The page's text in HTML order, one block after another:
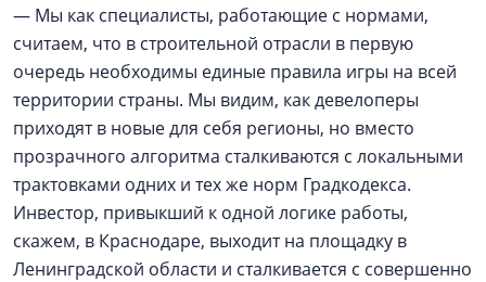
— Мы как специалисты, работающие с нормами,
считаем, что в строительной отрасли в первую
очередь необходимы единые правила игры на всей
территории страны. Мы видим, как девелоперы
приходят в новые для себя регионы, но вместо
прозрачного алгоритма сталкиваются с локальными
трактовками одних и тех же норм Градкодекса.
Инвестор, привыкший к одной логике работы,
скажем, в Краснодаре, выходит на площадку в
Ленинградской области и сталкивается с совершенно